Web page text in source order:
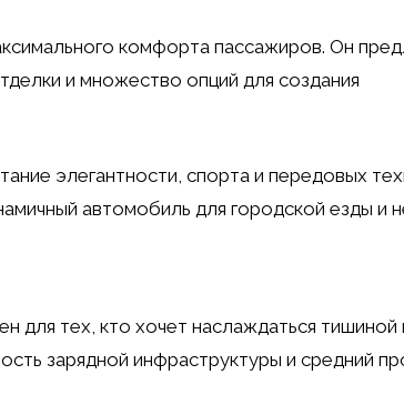
комфорта пассажиров. Он
и множество опций для создания
элегантности, спорта и передовых
автомобиль для городской езды и
для тех, кто хочет наслаждаться тишиной
зарядной инфраструктуры и средний